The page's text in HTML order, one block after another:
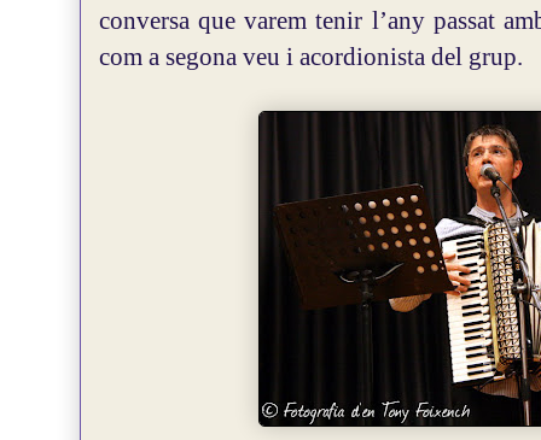
conversa que varem tenir l’any passat
com a segona veu i acordionista del grup.